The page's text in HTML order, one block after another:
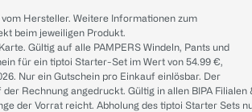
Hersteller. Weitere Informationen zum
beim jeweiligen Produkt.
Gültig auf alle PAMPERS Windeln, Pants und
für ein tiptoi Starter-Set im Wert von 54.99 €,
Nur ein Gutschein pro Einkauf einlösbar. Der
Rechnung angedruckt. Gültig in allen BIPA Filialen
der Vorrat reicht. Abholung des tiptoi Starter Sets